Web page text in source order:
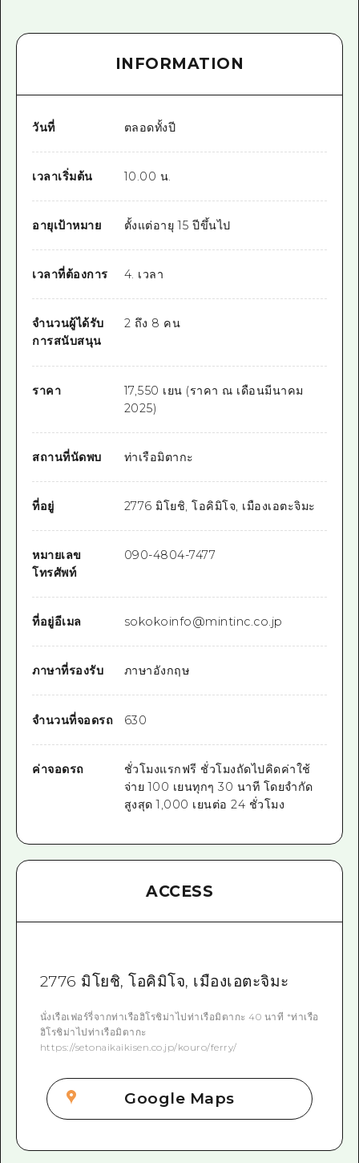
INFORMATION
วันที่ ตลอดทั้งปี
เวลาเริ่มต้น 10.00 น.
อายุเป้าหมาย ตั้งแต่อายุ 15 ปีขึ้นไป
เวลาที่ต้องการ 4. เวลา
จำนวนผู้ได้รับ
การสนับสนุน
2 ถึง 8 คน
ราคา
17,550 เยน (ราคา ณ เดือนมีนาคม
2025)
สถานที่นัดพบ ท่าเรือมิตากะ
ที่อยู่ 2776 มิโยชิ, โอคิมิโจ, เมืองเอตะจิมะ
หมายเลข
โทรศัพท์
090-4804-7477
ที่อยู่อีเมล sokokoinfo@mintinc.co.jp
ภาษาที่รองรับ ภาษาอังกฤษ
จำนวนที่จอดรถ 630
ค่าจอดรถ
ชั่วโมงแรกฟรี ชั่วโมงถัดไปคิดค่าใช้
จ่าย 100 เยนทุกๆ 30 นาที โดยจำกัด
สูงสุด 1,000 เยนต่อ 24 ชั่วโมง
ACCESS
2776 มิโยชิ, โอคิมิโจ, เมืองเอตะจิมะ
นั่งเรือเฟอร์รี่จากท่าเรือฮิโรชิม่าไปท่าเรือมิตากะ 40 นาที *ท่าเรือ
ฮิโรชิม่าไปท่าเรือมิตากะ
https://setonaikaikisen.co.jp/kouro/ferry/
Google Maps